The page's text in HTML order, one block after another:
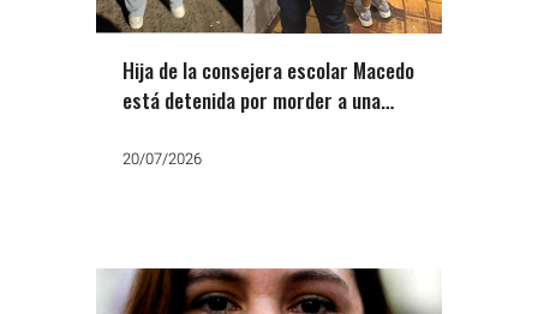
Hija de la consejera escolar Macedo
está detenida por morder a una
dedo
20/07/2026